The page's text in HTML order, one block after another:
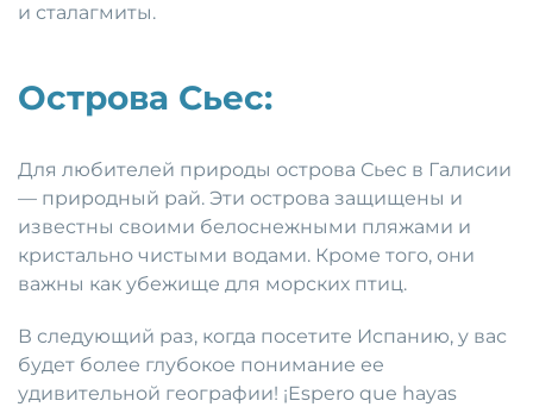
и сталагмиты.
Острова Сьес:
Для любителей природы острова Сьес в Галисии
— природный рай. Эти острова защищены и
известны своими белоснежными пляжами и
кристально чистыми водами. Кроме того, они
важны как убежище для морских птиц.
В следующий раз, когда посетите Испанию, у вас
будет более глубокое понимание ее
удивительной географии! ¡Espero que hayas